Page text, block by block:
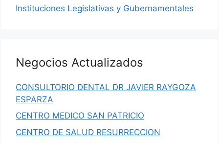
Instituciones Legislativas y Gubernamentales
Negocios Actualizados
CONSULTORIO DENTAL DR JAVIER RAYGOZA
ESPARZA
CENTRO MEDICO SAN PATRICIO
CENTRO DE SALUD RESURRECCION